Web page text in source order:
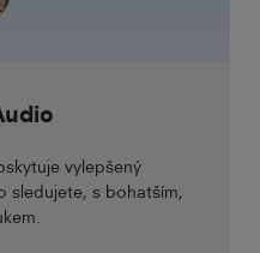
vylepšený
sledujete, s bohatším,